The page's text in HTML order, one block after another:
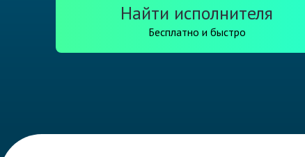
Найти исполнителя
Бесплатно и быстро